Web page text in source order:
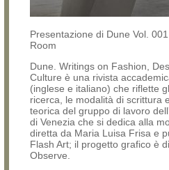
Presentazione di Dune Vol.
Room
Dune. Writings on Fashion,
Culture è una rivista
(inglese e italiano) che riflette
ricerca, le modalità di scrittura
teorica del gruppo di lavoro
di Venezia che si dedica alla
diretta da Maria Luisa Frisa e
Flash Art; il progetto grafico è
Observe.